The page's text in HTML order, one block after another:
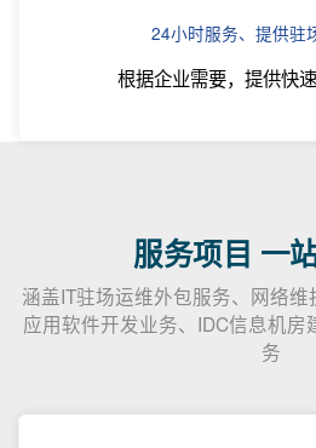
24小时服务、提供驻
根据企业需要，提供快
服务项目 一
涵盖IT驻场运维外包服务、网络维
应用软件开发业务、IDC信息机房
务